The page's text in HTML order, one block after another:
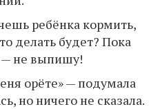
ребёнка кормить,
делать будет? Пока
— не выпишу!
орёте» — подумала
но ничего не сказала.